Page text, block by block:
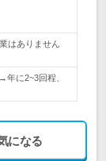
はありません
年に2~3回程、
になる